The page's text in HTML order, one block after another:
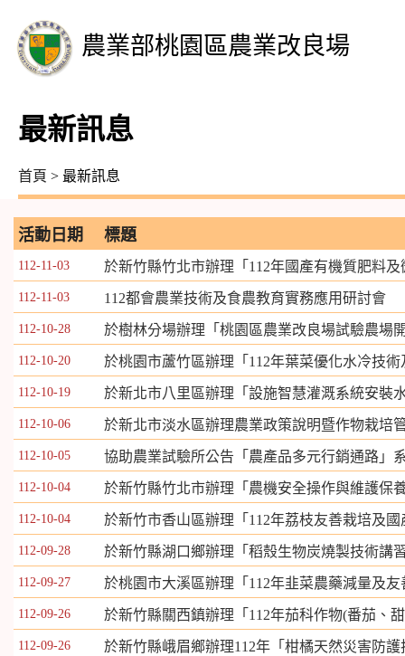
農業部桃園區農業改良場
最新訊息
首頁 > 最新訊息
活動日期 標題
112-11-03 於新竹縣竹北市辦理「112年國產有機質肥料
112-11-03 112都會農業技術及食農教育實務應用研討會
112-10-28 於樹林分場辦理「桃園區農業改良場試驗農場
112-10-20 於桃園市蘆竹區辦理「112年葉菜優化水冷技
112-10-19 於新北市八里區辦理「設施智慧灌溉系統安裝
112-10-06 於新北市淡水區辦理農業政策說明暨作物栽培
112-10-05 協助農業試驗所公告「農產品多元行銷通路」
112-10-04 於新竹縣竹北市辦理「農機安全操作與維護保
112-10-04 於新竹市香山區辦理「112年荔枝友善栽培及
112-09-28 於新竹縣湖口鄉辦理「稻殼生物炭燒製技術講
112-09-27 於桃園市大溪區辦理「112年韭菜農藥減量及
112-09-26 於新竹縣關西鎮辦理「112年茄科作物(番茄、
112-09-26 於新竹縣峨眉鄉辦理112年「柑橘天然災害防